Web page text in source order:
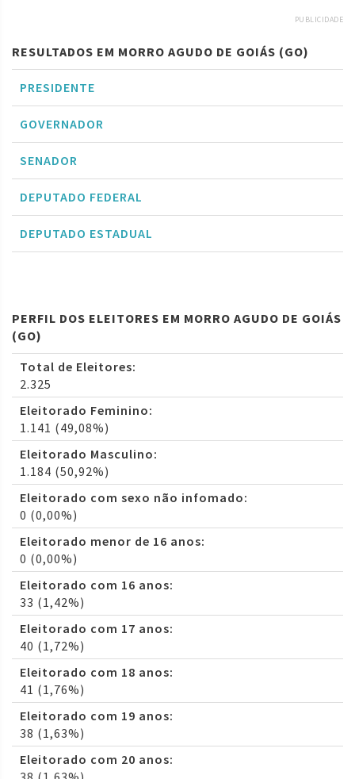
PUBLICIDADE
RESULTADOS EM MORRO AGUDO DE GOIÁS (GO)
PRESIDENTE
GOVERNADOR
SENADOR
DEPUTADO FEDERAL
DEPUTADO ESTADUAL
PERFIL DOS ELEITORES EM MORRO AGUDO DE GOIÁS
(GO)
Total de Eleitores:
2.325
Eleitorado Feminino:
1.141 (49,08%)
Eleitorado Masculino:
1.184 (50,92%)
Eleitorado com sexo não infomado:
0 (0,00%)
Eleitorado menor de 16 anos:
0 (0,00%)
Eleitorado com 16 anos:
33 (1,42%)
Eleitorado com 17 anos:
40 (1,72%)
Eleitorado com 18 anos:
41 (1,76%)
Eleitorado com 19 anos:
38 (1,63%)
Eleitorado com 20 anos: